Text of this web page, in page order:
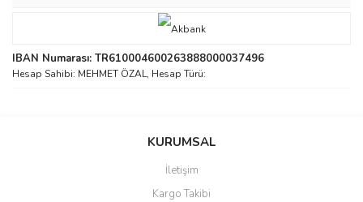
IBAN Numarası: TR610004600263888000037496
Hesap Sahibi: MEHMET ÖZAL, Hesap Türü:
KURUMSAL
İletişim
Kargo Takibi